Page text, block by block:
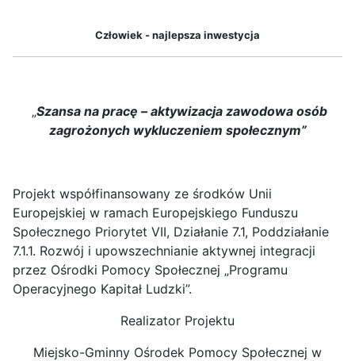
Człowiek - najlepsza inwestycja
„Szansa na pracę – aktywizacja zawodowa osób
zagrożonych wykluczeniem społecznym”
Projekt współfinansowany ze środków Unii
Europejskiej w ramach Europejskiego Funduszu
Społecznego Priorytet VII, Działanie 7.1, Poddziałanie
7.1.1. Rozwój i upowszechnianie aktywnej integracji
przez Ośrodki Pomocy Społecznej „Programu
Operacyjnego Kapitał Ludzki”.
Realizator Projektu
Miejsko-Gminny Ośrodek Pomocy Społecznej w